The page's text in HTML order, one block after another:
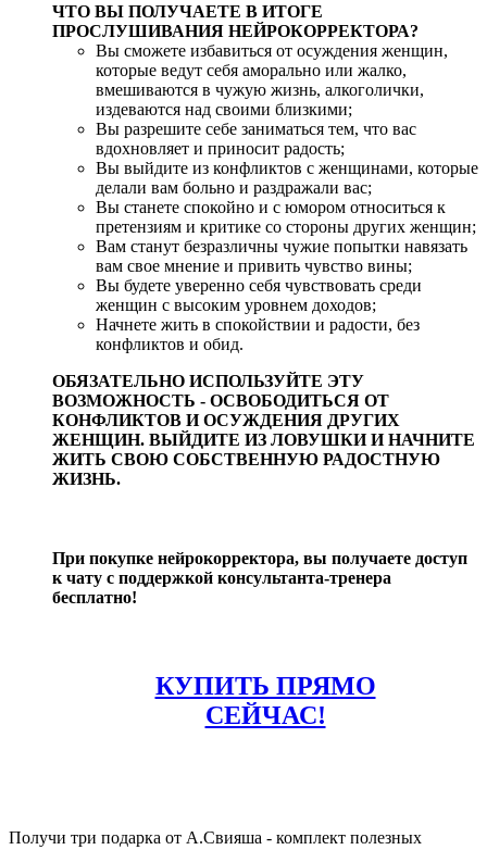
ЧТО ВЫ ПОЛУЧАЕТЕ В ИТОГЕ
ПРОСЛУШИВАНИЯ НЕЙРОКОРРЕКТОРА?
Вы сможете избавиться от осуждения женщин,
которые ведут себя аморально или жалко,
вмешиваются в чужую жизнь, алкоголички,
издеваются над своими близкими;
Вы разрешите себе заниматься тем, что вас
вдохновляет и приносит радость;
Вы выйдите из конфликтов с женщинами, которые
делали вам больно и раздражали вас;
Вы станете спокойно и с юмором относиться к
претензиям и критике со стороны других женщин;
Вам станут безразличны чужие попытки навязать
вам свое мнение и привить чувство вины;
Вы будете уверенно себя чувствовать среди
женщин с высоким уровнем доходов;
Начнете жить в спокойствии и радости, без
конфликтов и обид.
ОБЯЗАТЕЛЬНО ИСПОЛЬЗУЙТЕ ЭТУ
ВОЗМОЖНОСТЬ - ОСВОБОДИТЬСЯ ОТ
КОНФЛИКТОВ И ОСУЖДЕНИЯ ДРУГИХ
ЖЕНЩИН. ВЫЙДИТЕ ИЗ ЛОВУШКИ И НАЧНИТЕ
ЖИТЬ СВОЮ СОБСТВЕННУЮ РАДОСТНУЮ
ЖИЗНЬ.
При покупке нейрокорректора, вы получаете доступ
к чату с поддержкой консультанта-тренера
бесплатно!
КУПИТЬ ПРЯМО
СЕЙЧАС!
Получи три подарка от А.Свияша - комплект полезных